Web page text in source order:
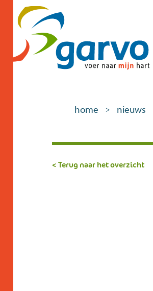
home > nieuws
< Terug naar het overzicht